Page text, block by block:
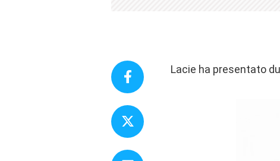
Lacie ha presentato